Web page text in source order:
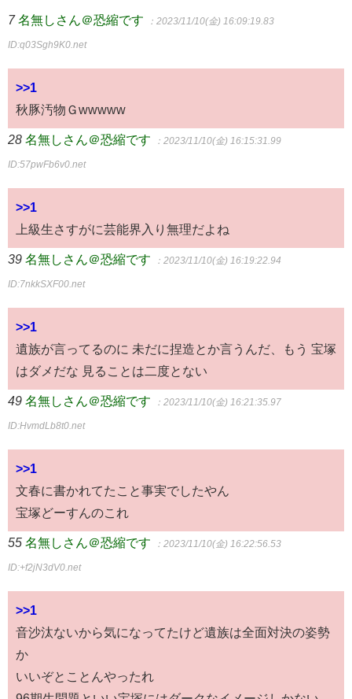
7 名無しさん＠恐縮です ：2023/11/10(金) 16:09:19.83
ID:q03Sgh9K0.net
>>1
秋豚汚物Ｇwwwww
28 名無しさん＠恐縮です ：2023/11/10(金) 16:15:31.99
ID:57pwFb6v0.net
>>1
上級生さすがに芸能界入り無理だよね
39 名無しさん＠恐縮です ：2023/11/10(金) 16:19:22.94
ID:7nkkSXF00.net
>>1
遺族が言ってるのに 未だに捏造とか言うんだ、もう 宝塚
はダメだな 見ることは二度とない
49 名無しさん＠恐縮です ：2023/11/10(金) 16:21:35.97
ID:HvmdLb8t0.net
>>1
文春に書かれてたこと事実でしたやん
宝塚どーすんのこれ
55 名無しさん＠恐縮です ：2023/11/10(金) 16:22:56.53
ID:+f2jN3dV0.net
>>1
音沙汰ないから気になってたけど遺族は全面対決の姿勢
か
いいぞとことんやったれ